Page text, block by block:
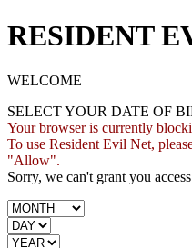
RESIDENT
WELCOME
SELECT YOUR DATE OF
Your browser is currently
To use Resident Evil Net,
"Allow".
Sorry, we can't grant you